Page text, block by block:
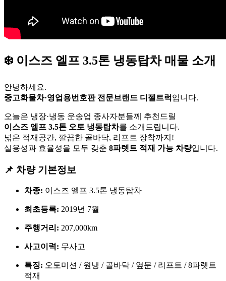
❄️ 이스즈 엘프 3.5톤 냉동탑차 매물 소개
안녕하세요.
중고화물차·영업용번호판 전문브랜드 디젤트럭 입니다.
오늘은 냉장·냉동 운송업 종사자분들께 추천드릴
이스즈 엘프 3.5톤 오토 냉동탑차를 소개드립니다.
넓은 적재공간, 깔끔한 골바닥, 리프트 장착까지!
실용성과 효율성을 모두 갖춘 8파렛트 적재 가능 차량입니다.
📌 차량 기본정보
차종: 이스즈 엘프 3.5톤 냉동탑차
최초등록: 2019년 7월
주행거리: 207,000km
사고이력: 무사고
특징: 오토미션 / 원냉 / 골바닥 / 옆문 / 리프트 / 8파렛트
적재